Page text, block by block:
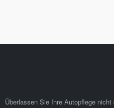
Überlassen Sie Ihre Autopflege